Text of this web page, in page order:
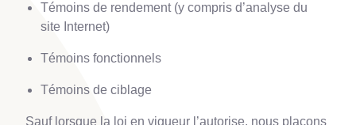
Témoins de rendement (y compris d’analyse du
site Internet)
Témoins fonctionnels
Témoins de ciblage
Sauf lorsque la loi en vigueur l’autorise, nous plaçons